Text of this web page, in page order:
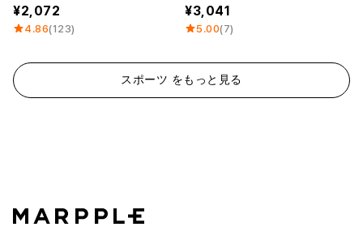
2,072
4.86(123)
3,041
5.00(7)
スポーツ をもっと見る